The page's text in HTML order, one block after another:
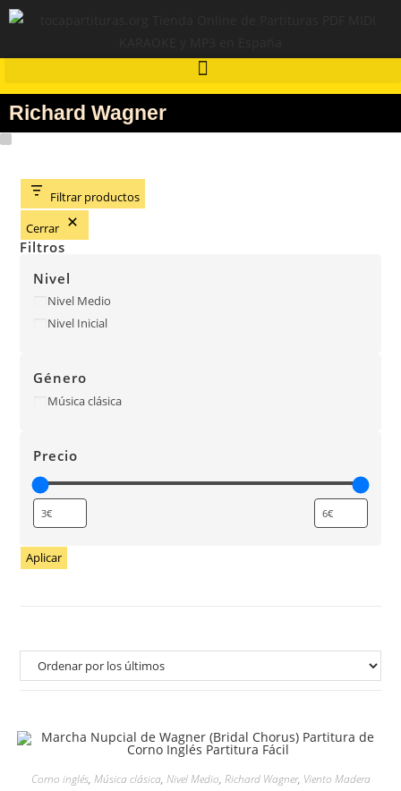
Richard Wagner
Filtrar productos
Cerrar
Filtros
Nivel
Nivel Medio
Nivel Inicial
Género
Música clásica
Precio
Aplicar
Corno inglés, Música clásica, Nivel Medio, Richard Wagner, Viento Madera